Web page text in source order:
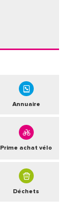
Annuaire
Prime achat vélo
Déchets